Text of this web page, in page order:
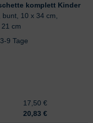
komplett Kinder
10 x 34 cm,
cm
9 Tage
17,50 €
20,83 €